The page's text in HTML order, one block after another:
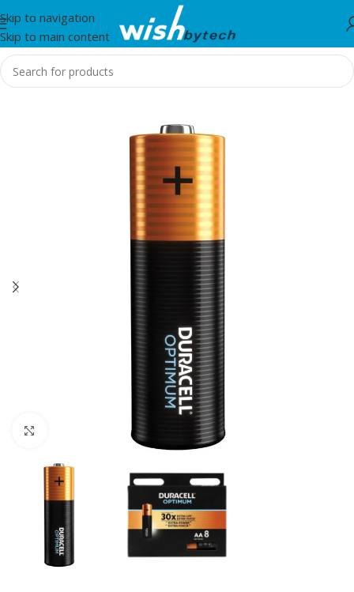
Skip to navigation
Skip to main content
Home/IT
Click to enlarge